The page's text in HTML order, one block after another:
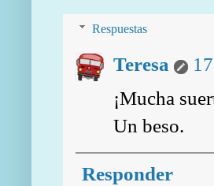
Respuestas
Teresa
¡Mucha
Un beso.
Responder